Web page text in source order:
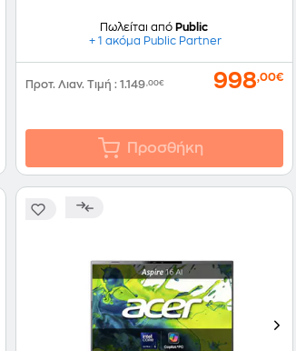
Πωλείται από Public
+ 1 ακόμα Public Partner
Προτ. Λιαν. Τιμή:1.149,00€ 998,00€
Προσθήκη